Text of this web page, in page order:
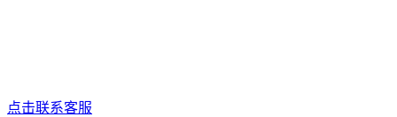
点击联系客服